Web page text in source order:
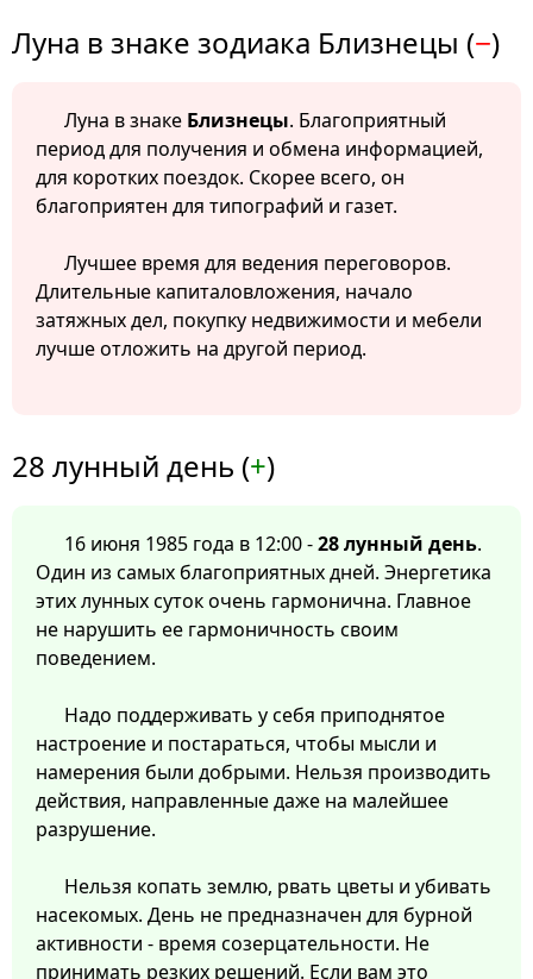
Луна в знаке зодиака Близнецы (−)
Луна в знаке Близнецы. Благоприятный
период для получения и обмена информацией,
для коротких поездок. Скорее всего, он
благоприятен для типографий и газет.
Лучшее время для ведения переговоров.
Длительные капиталовложения, начало
затяжных дел, покупку недвижимости и мебели
лучше отложить на другой период.
28 лунный день (+)
16 июня 1985 года в 12:00 -28 лунный день.
Один из самых благоприятных дней. Энергетика
этих лунных суток очень гармонична. Главное
не нарушить ее гармоничность своим
поведением.
Надо поддерживать у себя приподнятое
настроение и постараться, чтобы мысли и
намерения были добрыми. Нельзя производить
действия, направленные даже на малейшее
разрушение.
Нельзя копать землю, рвать цветы и убивать
насекомых. День не предназначен для бурной
активности - время созерцательности. Не
принимать резких решений. Если вам это